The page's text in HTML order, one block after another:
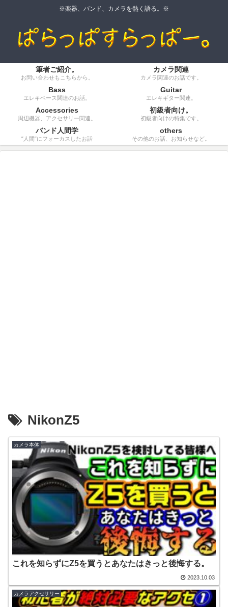
※楽器、バンド、カメラを熱く語る。※
筆者ご紹介。
お問い合わせもこちらから。
カメラ関連
カメラ関連のお話です。
Bass
エレキベース関連のお話。
Guitar
エレキギター関連。
Accessories
周辺機器、アクセサリー関連。
初級者向け。
初級者向けの特集です。
バンド人間学
”人間”にフォーカスしたお話
others
その他のお話、お知らせなど。
NikonZ5
カメラ本体
これを知らずにZ5を買うとあなたはきっと後悔する。
2023.10.03
カメラアクセサリー